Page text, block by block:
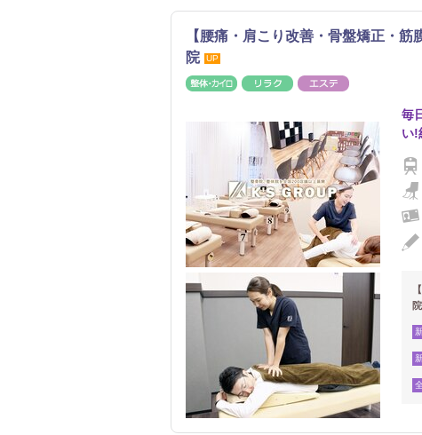
【腰痛・肩こり改善・骨盤矯正・
院
UP
整体・カイロリラク
毎
い!